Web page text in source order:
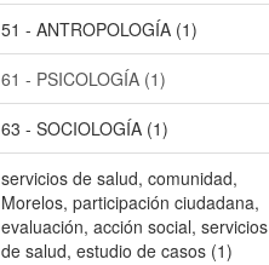
51 - ANTROPOLOGÍA (1)
61 - PSICOLOGÍA (1)
63 - SOCIOLOGÍA (1)
servicios de salud, comunidad,
Morelos, participación ciudadana,
evaluación, acción social, servicios
de salud, estudio de casos (1)